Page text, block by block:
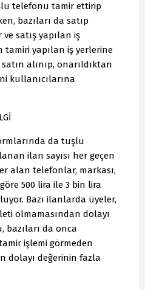
telefonu tamir ettirip
bazıları da satıp
satış yapılan iş
tamiri yapılan iş yerlerine
alınıp, onarıldıktan
kullanıcılarına
da tuşlu
ilan sayısı her geçen
alan telefonlar, markası,
500 lira ile 3 bin lira
Bazı ilanlarda üyeler,
olmamasından dolayı
bazıları da onca
işlemi görmeden
dolayı değerinin fazla